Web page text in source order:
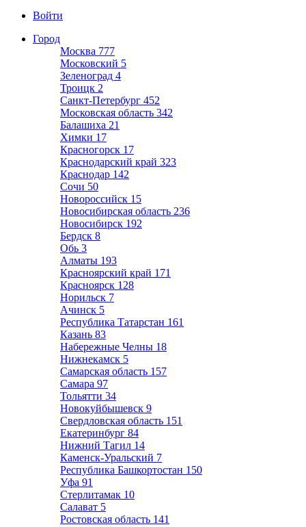
Войти
Город
Москва 777
Московский 5
Зеленоград 4
Троицк 2
Санкт-Петербург 452
Московская область 342
Балашиха 21
Химки 17
Красногорск 17
Краснодарский край 323
Краснодар 142
Сочи 50
Новороссийск 15
Новосибирская область 236
Новосибирск 192
Бердск 8
Обь 3
Алматы 193
Красноярский край 171
Красноярск 128
Норильск 7
Ачинск 5
Республика Татарстан 161
Казань 83
Набережные Челны 18
Нижнекамск 5
Самарская область 157
Самара 97
Тольятти 34
Новокуйбышевск 9
Свердловская область 151
Екатеринбург 84
Нижний Тагил 14
Каменск-Уральский 7
Республика Башкортостан 150
Уфа 91
Стерлитамак 10
Салават 5
Ростовская область 141